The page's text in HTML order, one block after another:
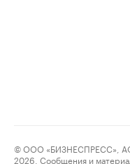
© ООО «БИЗНЕСПРЕСС»,
2026. Сообщения и